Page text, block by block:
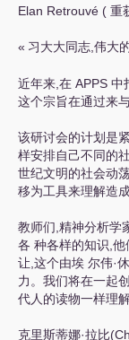
Elan Retrouvé ( 重
« 习大大同志,伟大
近年来,在 APPS 中
这个宗旨在通过来
该研讨会的计划是
样安排自己不同的
世纪文明的社会动
移为工具来理解造
教师们,精神分析学
各 种各样的知识,
让,这个由埃 尔伟·
力。我们将在一起
代人的读物一样理
克里斯蒂娜·拉比